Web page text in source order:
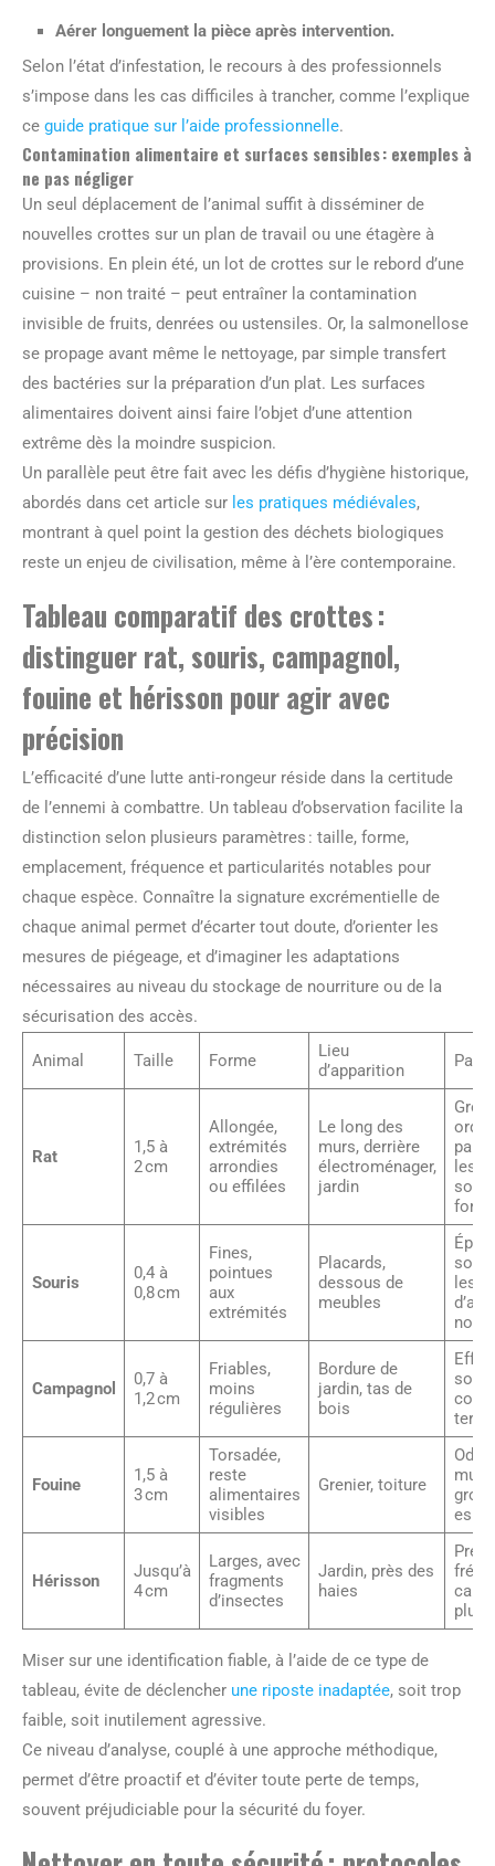
Aérer longuement la pièce après intervention.
Selon l’état d’infestation, le recours à des professionnels
s’impose dans les cas difficiles à trancher, comme l’explique
ce guide pratique sur l’aide professionnelle.
Contamination alimentaire et surfaces sensibles : exemples à
ne pas négliger
Un seul déplacement de l’animal suffit à disséminer de
nouvelles crottes sur un plan de travail ou une étagère à
provisions. En plein été, un lot de crottes sur le rebord d’une
cuisine – non traité – peut entraîner la contamination
invisible de fruits, denrées ou ustensiles. Or, la salmonellose
se propage avant même le nettoyage, par simple transfert
des bactéries sur la préparation d’un plat. Les surfaces
alimentaires doivent ainsi faire l’objet d’une attention
extrême dès la moindre suspicion.
Un parallèle peut être fait avec les défis d’hygiène historique,
abordés dans cet article sur les pratiques médiévales,
montrant à quel point la gestion des déchets biologiques
reste un enjeu de civilisation, même à l’ère contemporaine.
Tableau comparatif des crottes :
distinguer rat, souris, campagnol,
fouine et hérisson pour agir avec
précision
L’efficacité d’une lutte anti-rongeur réside dans la certitude
de l’ennemi à combattre. Un tableau d’observation facilite la
distinction selon plusieurs paramètres : taille, forme,
emplacement, fréquence et particularités notables pour
chaque espèce. Connaître la signature excrémentielle de
chaque animal permet d’écarter tout doute, d’orienter les
mesures de piégeage, et d’imaginer les adaptations
nécessaires au niveau du stockage de nourriture ou de la
sécurisation des accès.
Animal Taille Forme
Lieu
d’apparition
Rat
1,5 à
2 cm
Allongée,
extrémités
arrondies
ou effilées
Le long des
murs, derrière
électroménager,
jardin
les
forte
Souris
0,4 à
0,8 cm
Fines,
pointues
aux
extrémités
Placards,
dessous de
meubles
les
Campagnol
0,7 à
1,2 cm
Friables,
moins
régulières
Bordure de
jardin, tas de
bois
terre
Fouine
1,5 à
3 cm
Torsadée,
reste
alimentaires
visibles
Grenier, toiture
Hérisson
Jusqu’à
4 cm
Larges, avec
fragments
d’insectes
Jardin, près des
haies
Miser sur une identification fiable, à l’aide de ce type de
tableau, évite de déclencher une riposte inadaptée, soit trop
faible, soit inutilement agressive.
Ce niveau d’analyse, couplé à une approche méthodique,
permet d’être proactif et d’éviter toute perte de temps,
souvent préjudiciable pour la sécurité du foyer.